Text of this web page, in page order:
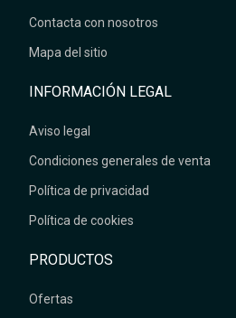
Contacta con nosotros
Mapa del sitio
INFORMACIÓN LEGAL
Aviso legal
Condiciones generales de venta
Política de privacidad
Política de cookies
PRODUCTOS
Ofertas